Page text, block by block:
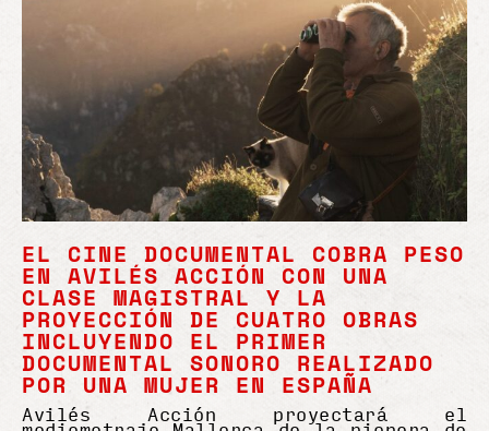
EL CINE DOCUMENTAL COBRA PESO
EN AVILÉS ACCIÓN CON UNA
CLASE MAGISTRAL Y LA
PROYECCIÓN DE CUATRO OBRAS
INCLUYENDO EL PRIMER
DOCUMENTAL SONORO REALIZADO
POR UNA MUJER EN ESPAÑA
Avilés Acción proyectará el